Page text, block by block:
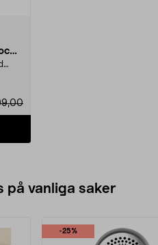
på vanliga saker
-25%